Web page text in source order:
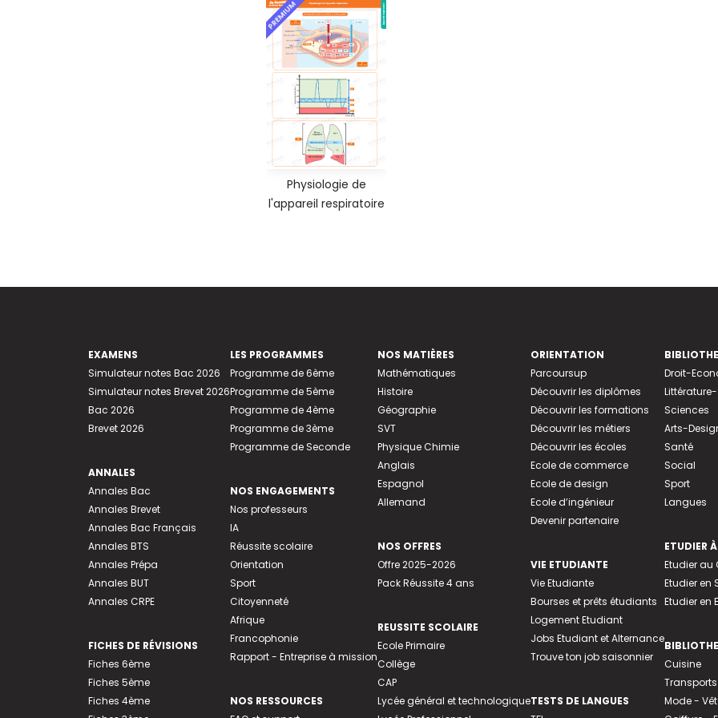
PREMIUM
Physiologie de
l'appareil respiratoire
EXAMENS
Simulateur notes Bac 2026
Simulateur notes Brevet 2026
Bac 2026
Brevet 2026
ANNALES
Annales Bac
Annales Brevet
Annales Bac Français
Annales BTS
Annales Prépa
Annales BUT
Annales CRPE
FICHES DE RÉVISIONS
Fiches 6ème
Fiches 5ème
Fiches 4ème
LES PROGRAMMES
Programme de 6ème
Programme de 5ème
Programme de 4ème
Programme de 3ème
Programme de Seconde
NOS ENGAGEMENTS
Nos professeurs
IA
Réussite scolaire
Orientation
Sport
Citoyenneté
Afrique
Francophonie
Rapport - Entreprise à mission
NOS RESSOURCES
NOS MATIÈRES
Mathématiques
Histoire
Géographie
SVT
Physique Chimie
Anglais
Espagnol
Allemand
NOS OFFRES
Offre 2025-2026
Pack Réussite 4 ans
REUSSITE SCOLAIRE
Ecole Primaire
Collège
CAP
Lycée général et technologique
ORIENTATION
Parcoursup
Découvrir les diplômes
Découvrir les formations
Découvrir les métiers
Découvrir les écoles
Ecole de commerce
Ecole de design
Ecole d’ingénieur
Devenir partenaire
VIE ETUDIANTE
Vie Etudiante
Bourses et prêts étudiants
Logement Etudiant
Jobs Etudiant et Alternance
Trouve ton job saisonnier
TESTS DE LANGUES
Droit-
Sciences
Arts-
Santé
Social
Sport
Langues
ETUDIER
Etudier
Etudier en
Etudier en
Cuisine
Transports
Mode -